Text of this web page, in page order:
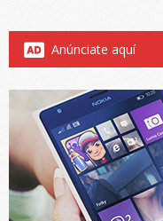
Anúnciate aquí